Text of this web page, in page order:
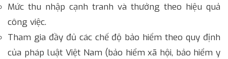
Mức thu nhập cạnh tranh và thưởng theo hiệu quả
công việc.
Tham gia đầy đủ các chế độ bảo hiểm theo quy định
của pháp luật Việt Nam (bảo hiểm xã hội, bảo hiểm y